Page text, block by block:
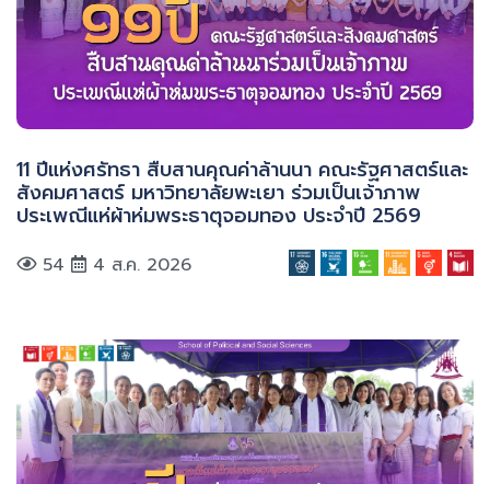
11 ปีแห่งศรัทธา สืบสานคุณค่าล้านนา คณะรัฐศาสตร์และ
สังคมศาสตร์ มหาวิทยาลัยพะเยา ร่วมเป็นเจ้าภาพ
ประเพณีแห่ผ้าห่มพระธาตุจอมทอง ประจำปี 2569
54 4 ส.ค. 2026